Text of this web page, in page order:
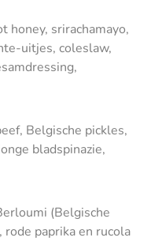
honey, srirachamayo,
uitjes, coleslaw,
Belgische pickles,
bladspinazie,
(Belgische
paprika en rucola